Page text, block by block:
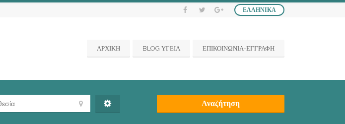
ΕΛΛΗΝΙΚΆ
ΑΡΧΙΚΗ BLOG ΥΓΕΙΑ ΕΠΙΚΟΙΝΩΝΙΑ-ΕΓΓΡΑΦΗ
Αναζήτηση